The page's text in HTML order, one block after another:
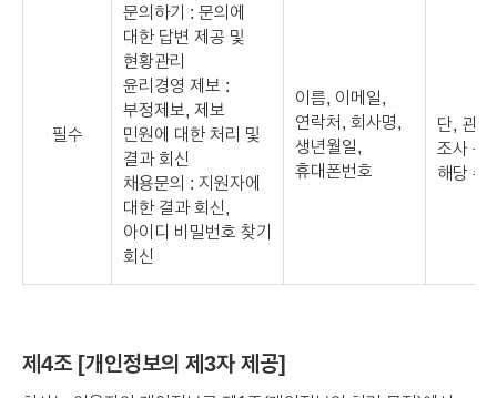
필수
문의하기 : 문의에
대한 답변 제공 및
현황관리
윤리경영 제보 :
부정제보, 제보
민원에 대한 처리 및
결과 회신
채용문의 : 지원자에
대한 결과 회신,
아이디 비밀번호 찾기
회신
이름, 이메일,
연락처, 회사명,
생년월일,
휴대폰번호
단, 관
조사 등
해당 수
제4조 [개인정보의 제3자 제공]